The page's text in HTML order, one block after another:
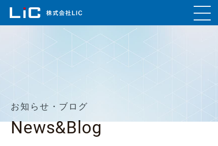
お知らせ・ブログ
News&Blog